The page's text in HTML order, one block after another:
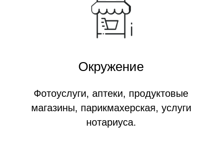
Окружение
Фотоуслуги, аптеки, продуктовые
магазины, парикмахерская, услуги
нотариуса.